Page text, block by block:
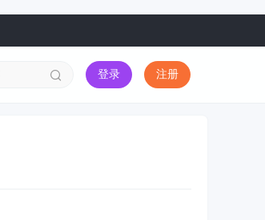
登录 注册